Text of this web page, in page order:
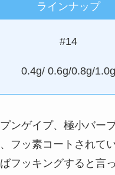
ラインナップ
#14
0.4g/ 0.6g/0.8g/1.0g
ンゲイプ、極小バー
フッ素コートされて
フッキングすると言